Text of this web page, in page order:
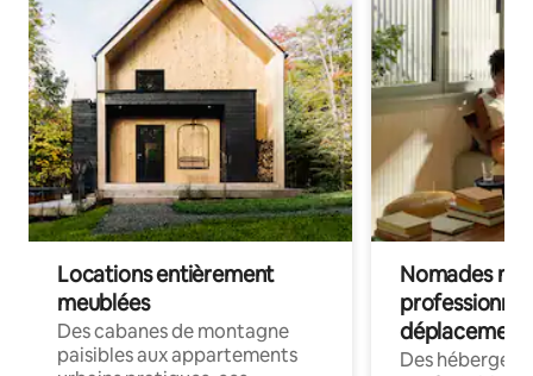
Locations entièrement
meublées
Des cabanes de montagne
paisibles aux appartements
Nomades
déplacement
Des